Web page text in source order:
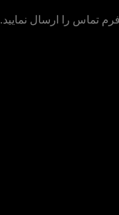
تماس را ارسال نمایید.